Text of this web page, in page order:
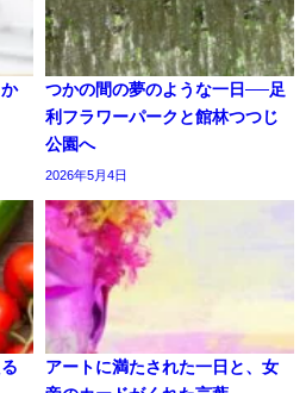
つかの間の夢のような一日──足
利フラワーパークと館林つつじ
公園へ
2026年5月4日
アートに満たされた一日と、女